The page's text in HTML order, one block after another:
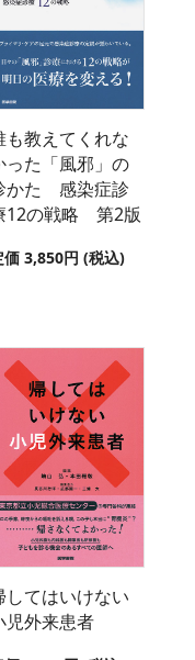
も教えてくれな
った「風邪」の
かた 感染症診
12の戦略 第2版
価 3,850円 (税込)
してはいけない
児外来患者